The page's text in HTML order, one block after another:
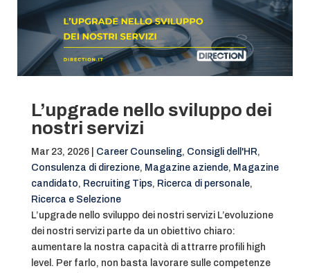
L’upgrade nello sviluppo dei
nostri servizi
Mar 23, 2026| Career Counseling, Consigli dell'HR,
Consulenza di direzione, Magazine aziende, Magazine
candidato, Recruiting Tips, Ricerca di personale,
Ricerca e Selezione
L’upgrade nello sviluppo dei nostri servizi L’evoluzione
dei nostri servizi parte da un obiettivo chiaro:
aumentare la nostra capacità di attrarre profili high
level. Per farlo, non basta lavorare sulle competenze